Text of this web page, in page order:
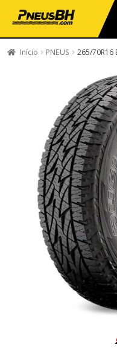
PNEUS EM OFERTA
Início PNEUS 265/70R16